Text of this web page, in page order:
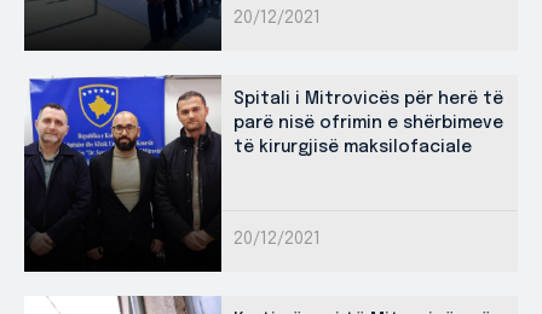
20/12/2021
Spitali i Mitrovicës për herë të
parë nisë ofrimin e shërbimeve
të kirurgjisë maksilofaciale
20/12/2021